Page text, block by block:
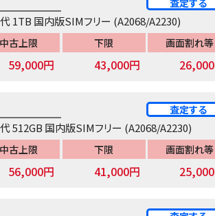
1TB 国内版SIMフリー (A2068/A2230)
査定する
中古上限
59,000円
下限
43,000円
画面割れ等
512GB 国内版SIMフリー (A2068/A2230)
査定する
中古上限
56,000円
下限
41,000円
画面割れ等